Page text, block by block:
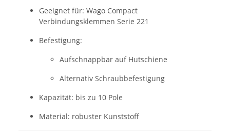
Geeignet für: Wago Compact
Verbindungsklemmen Serie 221
Befestigung:
Aufschnappbar auf Hutschiene
Alternativ Schraubbefestigung
Kapazität: bis zu 10 Pole
Material: robuster Kunststoff